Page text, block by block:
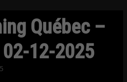
Québec –
12-2025